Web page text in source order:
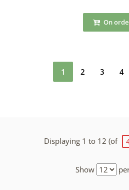
On
1 2 3 4
Displaying 1 to 12 (of
Show